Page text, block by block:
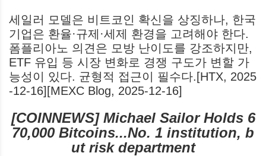
세일러 모델은 비트코인 확신을 상징하나, 한국
기업은 환율·규제·세제 환경을 고려해야 한다.
폼플리아노 의견은 모방 난이도를 강조하지만,
ETF 유입 등 시장 변화로 경쟁 구도가 변할 가
능성이 있다. 균형적 접근이 필수다.[HTX, 2025
-12-16][MEXC Blog, 2025-12-16]
[COINNEWS] Michael Sailor Holds 6
70,000 Bitcoins...No. 1 institution, b
ut risk department